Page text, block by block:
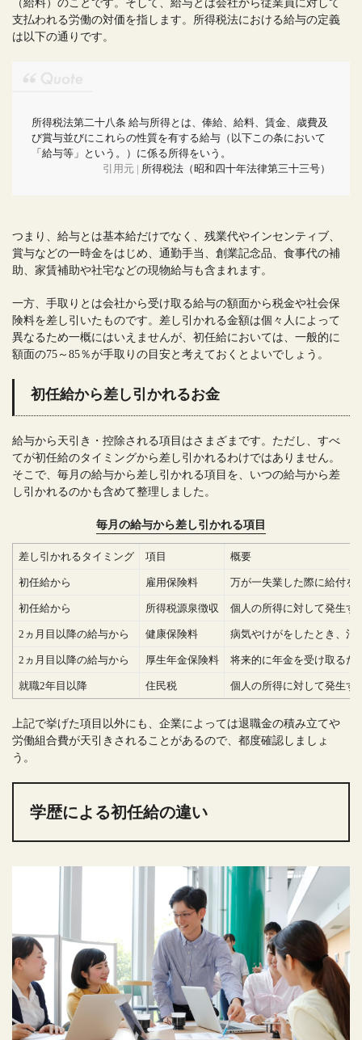
（給料）のことです。そして、給与とは会社から従業員に対して
支払われる労働の対価を指します。所得税法における給与の定義
は以下の通りです。
所得税法第二十八条 給与所得とは、俸給、給料、賃金、歳費及
び賞与並びにこれらの性質を有する給与（以下この条において
「給与等」という。）に係る所得をいう。
引用元 | 所得税法（昭和四十年法律第三十三号）
つまり、給与とは基本給だけでなく、残業代やインセンティブ、
賞与などの一時金をはじめ、通勤手当、創業記念品、食事代の補
助、家賃補助や社宅などの現物給与も含まれます。
一方、手取りとは会社から受け取る給与の額面から税金や社会保
険料を差し引いたものです。差し引かれる金額は個々人によって
異なるため一概にはいえませんが、初任給においては、一般的に
額面の75～85％が手取りの目安と考えておくとよいでしょう。
初任給から差し引かれるお金
給与から天引き・控除される項目はさまざまです。ただし、すべ
てが初任給のタイミングから差し引かれるわけではありません。
そこで、毎月の給与から差し引かれる項目を、いつの給与から差
し引かれるのかも含めて整理しました。
毎月の給与から差し引かれる項目
差し引かれるタイミング 項目 概要
初任給から 雇用保険料 万が一失業した際に給付を
初任給から 所得税源泉徴収 個人の所得に対して発生す
2ヵ月目以降の給与から 健康保険料 病気やけがをしたとき、治
2ヵ月目以降の給与から 厚生年金保険料 将来的に年金を受け取るた
就職2年目以降 住民税 個人の所得に対して発生す
上記で挙げた項目以外にも、企業によっては退職金の積み立てや
労働組合費が天引きされることがあるので、都度確認しましょ
う。
学歴による初任給の違い